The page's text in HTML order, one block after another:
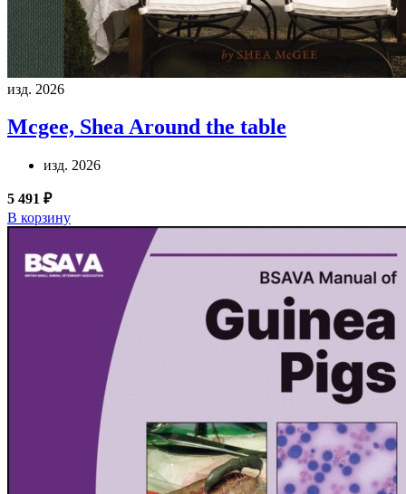
изд. 2026
Mcgee, SheaAround the table
изд. 2026
5 491 ₽
В корзину